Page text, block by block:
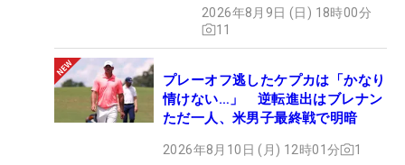
2026年8月9日 (日) 18時00分
11
プレーオフ逃したケプカは「かなり
情けない…」 逆転進出はブレナン
ただ一人、米男子最終戦で明暗
2026年8月10日 (月) 12時01分 1